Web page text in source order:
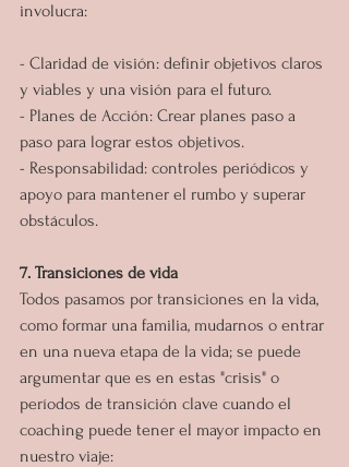
involucra:
- Claridad de visión: definir objetivos claros
y viables y una visión para el futuro.
- Planes de Acción: Crear planes paso a
paso para lograr estos objetivos.
- Responsabilidad: controles periódicos y
apoyo para mantener el rumbo y superar
obstáculos.
7. Transiciones de vida
Todos pasamos por transiciones en la vida,
como formar una familia, mudarnos o entrar
en una nueva etapa de la vida; se puede
argumentar que es en estas "crisis" o
períodos de transición clave cuando el
coaching puede tener el mayor impacto en
nuestro viaje: